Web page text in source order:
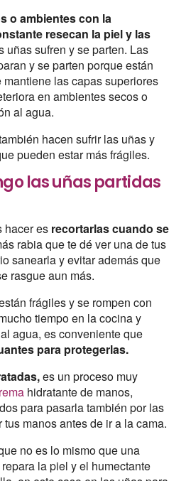
o ambientes con la
resecan la piel y las
sufren y se parten. Las
y se parten porque están
las capas superiores
en ambientes secos o
al agua.
hacen sufrir las uñas y
pueden estar más frágiles.
las uñas partidas
hacer es recortarlas cuando se
rabia que te dé ver una de tus
sanearla y evitar además que
rasgue aun más.
frágiles y se rompen con
tiempo en la cocina y
agua, es conveniente que
para protegerlas.
es un proceso muy
hidratante de manos,
para pasarla también por las
manos antes de ir a la cama.
no es lo mismo que una
la piel y el humectante